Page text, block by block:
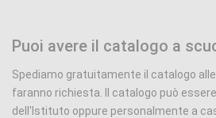
Puoi avere il catalogo a
Spediamo gratuitamente il catalogo
faranno richiesta. Il catalogo può
dell'Istituto oppure personalmente a